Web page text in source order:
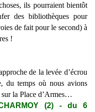
ils pourraient bientôt
des bibliothèques pour
de fait pour le second) à
!
de la levée d’écrou
du temps où nous avions
la Place d’Armes…
(2) - du 6